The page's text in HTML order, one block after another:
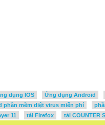
dụng IOS
Ứng dụng Android
phần mềm diệt virus miễn phí
11 tải Firefox tải COUNTER